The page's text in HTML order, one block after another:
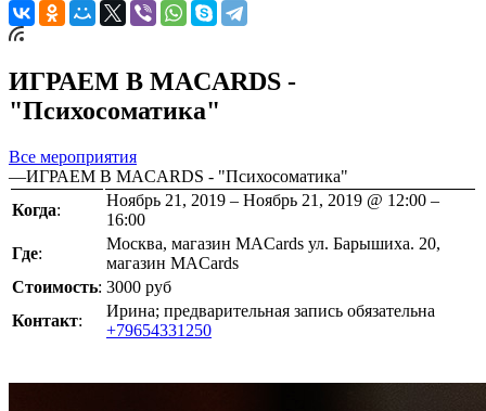
ИГРАЕМ В MACARDS -
"Психосоматика"
Все мероприятия
—ИГРАЕМ В MACARDS - "Психосоматика"
Когда:
Ноябрь 21, 2019 – Ноябрь 21, 2019 @ 12:00 –
16:00
Где:
Москва, магазин MACards ул. Барышиха. 20,
магазин MACards
Стоимость: 3000 руб
Контакт:
Ирина; предварительная запись обязательна
+79654331250